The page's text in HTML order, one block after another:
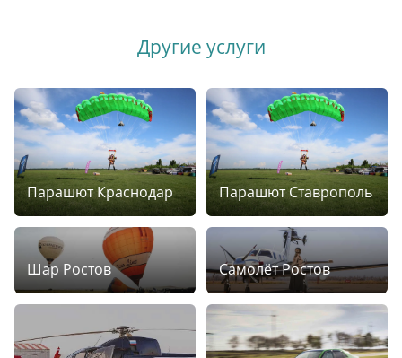
Другие услуги
Парашют Краснодар Парашют Ставрополь
Шар Ростов Самолёт Ростов